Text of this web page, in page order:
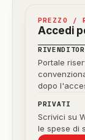
PREZZO /
Accedi
Portale
dopo
PRIVATI
Scrivici su
le spese di